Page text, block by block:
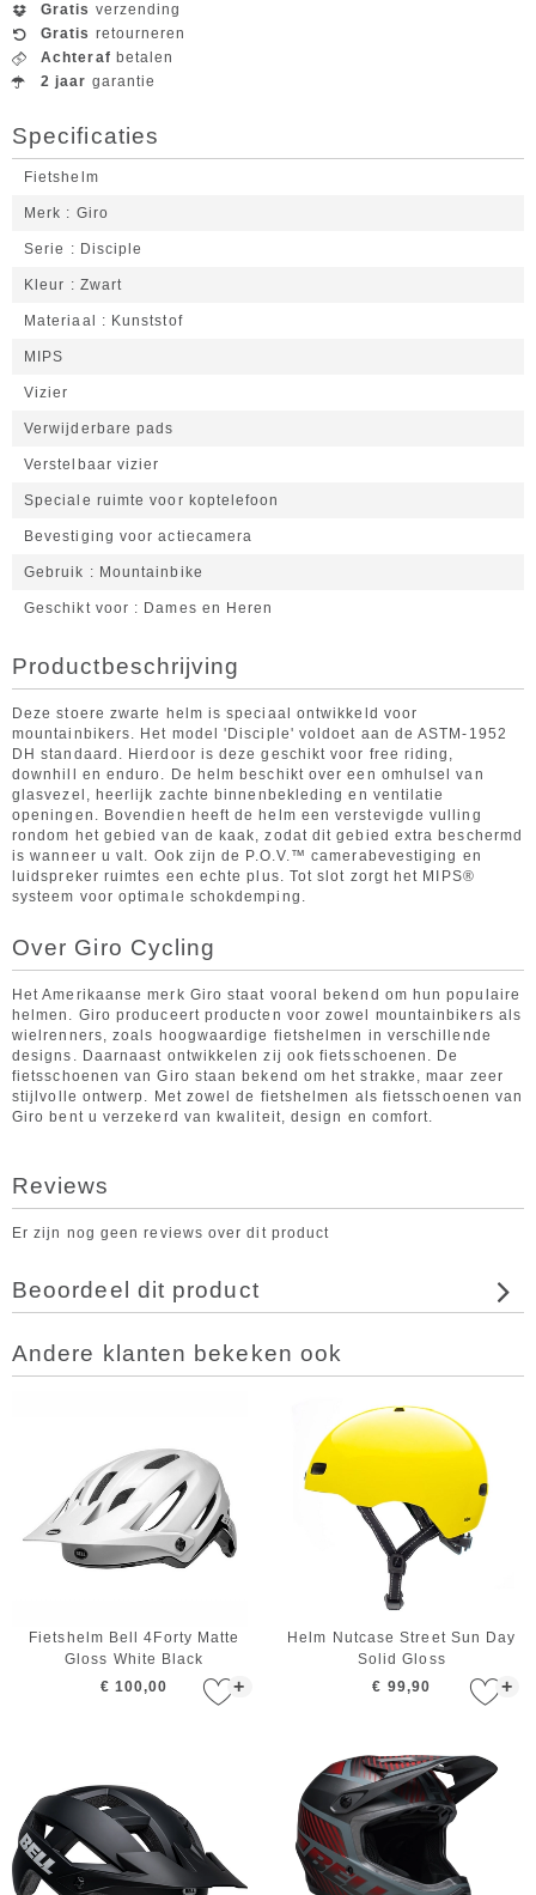
Gratis verzending
Gratis retourneren
Achteraf betalen
2 jaar garantie
Specificaties
Fietshelm
Merk Giro
Serie Disciple
Kleur Zwart
Materiaal Kunststof
MIPS
Vizier
Verwijderbare pads
Verstelbaar vizier
Speciale ruimte voor koptelefoon
Bevestiging voor actiecamera
Gebruik Mountainbike
Geschikt voor Dames en Heren
Productbeschrijving
Deze stoere zwarte helm is speciaal ontwikkeld voor
mountainbikers. Het model 'Disciple' voldoet aan de ASTM-1952
DH standaard. Hierdoor is deze geschikt voor free riding,
downhill en enduro. De helm beschikt over een omhulsel van
glasvezel, heerlijk zachte binnenbekleding en ventilatie
openingen. Bovendien heeft de helm een verstevigde vulling
rondom het gebied van de kaak, zodat dit gebied extra beschermd
is wanneer u valt. Ook zijn de P.O.V.™ camerabevestiging en
luidspreker ruimtes een echte plus. Tot slot zorgt het MIPS®
systeem voor optimale schokdemping.
Over Giro Cycling
Het Amerikaanse merk Giro staat vooral bekend om hun populaire
helmen. Giro produceert producten voor zowel mountainbikers als
wielrenners, zoals hoogwaardige fietshelmen in verschillende
designs. Daarnaast ontwikkelen zij ook fietsschoenen. De
fietsschoenen van Giro staan bekend om het strakke, maar zeer
stijlvolle ontwerp. Met zowel de fietshelmen als fietsschoenen van
Giro bent u verzekerd van kwaliteit, design en comfort.
Reviews
Er zijn nog geen reviews over dit product
Beoordeel dit product
Andere klanten bekeken ook
+
Fietshelm Bell 4Forty Matte
Gloss White Black
€ 100,00
+
Helm Nutcase Street Sun Day
Solid Gloss
€ 99,90